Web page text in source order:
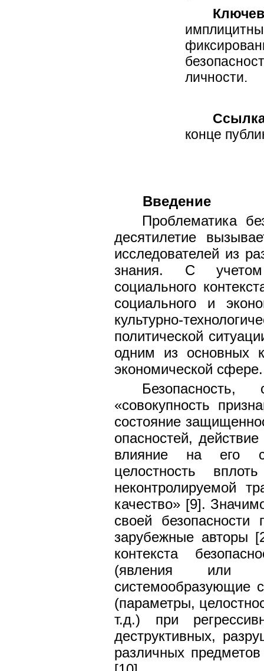
личности.
конце
Введение
Проблематика
десятилетие
исследователей из
знания. С учетом
социального
социального и
культурно-
политической
одним из основных
экономической сфере.
«совокупность
состояние
опасностей,
влияние на его
целостность
неконтролируемой
качество» [9].
своей безопасности
зарубежные авторы
контекста
(явления или
системообразующие
(параметры,
т.д.) при
деструктивных,
различных